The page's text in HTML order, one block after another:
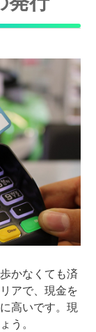
かなくても済
アで、現金を
高いです。現
う。